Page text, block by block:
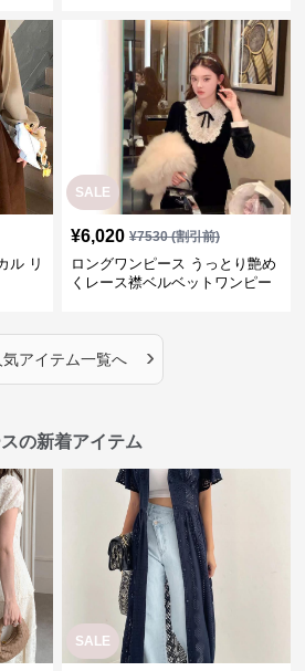
ル リ
SALE
¥6,020 ¥7530(割引前)
ロングワンピース うっとり艶め
くレース襟ベルベットワンピー
気アイテム一覧へ ›
の新着アイテム
SALE